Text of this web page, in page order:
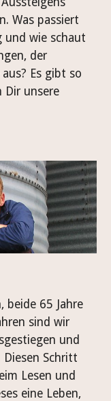
Was passiert
und wie schaut
der
Es gibt so
Dir unsere
beide 65 Jahre
sind wir
und
Schritt
Lesen und
eine Leben,